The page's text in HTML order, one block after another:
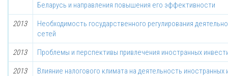
Беларусь и направления повышения его эффективности
2013
Необходимость государственного регулирования
сетей
2013 Проблемы и перспективы привлечения иностранных
2013
Влияние налогового климата на деятельность